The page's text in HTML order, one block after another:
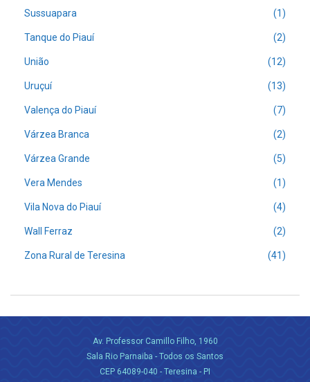
Sussuapara (1)
Tanque do Piauí (2)
União (12)
Uruçuí (13)
Valença do Piauí (7)
Várzea Branca (2)
Várzea Grande (5)
Vera Mendes (1)
Vila Nova do Piauí (4)
Wall Ferraz (2)
Zona Rural de Teresina (41)
Av. Professor Camillo Filho, 1960
Sala Rio Parnaiba - Todos os Santos
CEP 64089-040 - Teresina - PI